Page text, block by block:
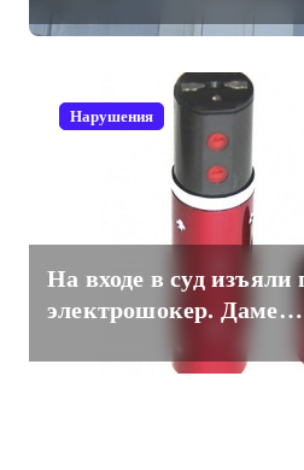
для рабочих
Нарушения
На входе в суд изъяли
электрошокер. Даме